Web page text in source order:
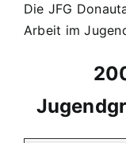
Die JFG
Arbeit im